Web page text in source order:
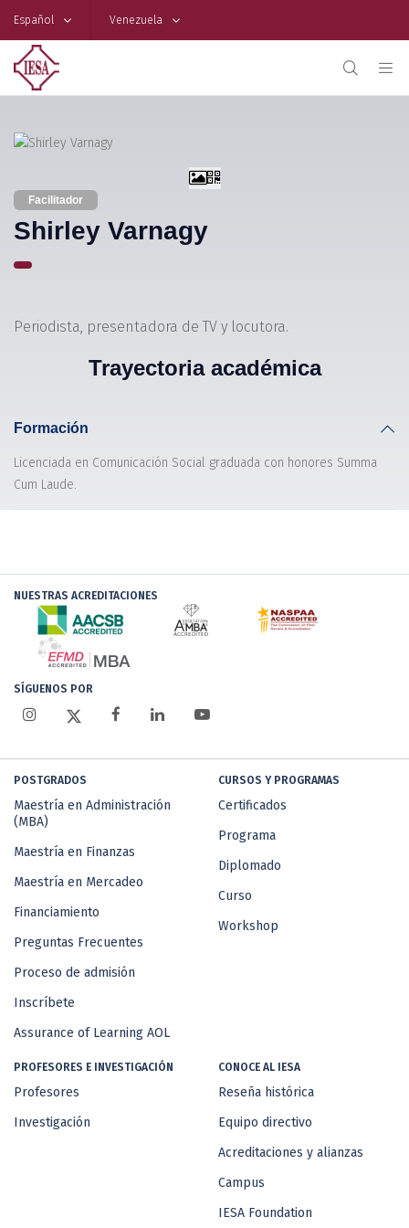
Español Venezuela
Facilitador
Shirley Varnagy
Periodista, presentadora de TV y locutora.
Trayectoria académica
Formación
Licenciada en Comunicación Social graduada con honores Summa
Cum Laude.
NUESTRAS ACREDITACIONES
SÍGUENOS POR
POSTGRADOS
Maestría en Administración
(MBA)
Maestría en Finanzas
Maestría en Mercadeo
Financiamiento
Preguntas Frecuentes
Proceso de admisión
Inscríbete
Assurance of Learning AOL
CURSOS Y PROGRAMAS
Certificados
Programa
Diplomado
Curso
Workshop
PROFESORES E INVESTIGACIÓN
Profesores
Investigación
CONOCE AL IESA
Reseña histórica
Equipo directivo
Acreditaciones y alianzas
Campus
IESA Foundation